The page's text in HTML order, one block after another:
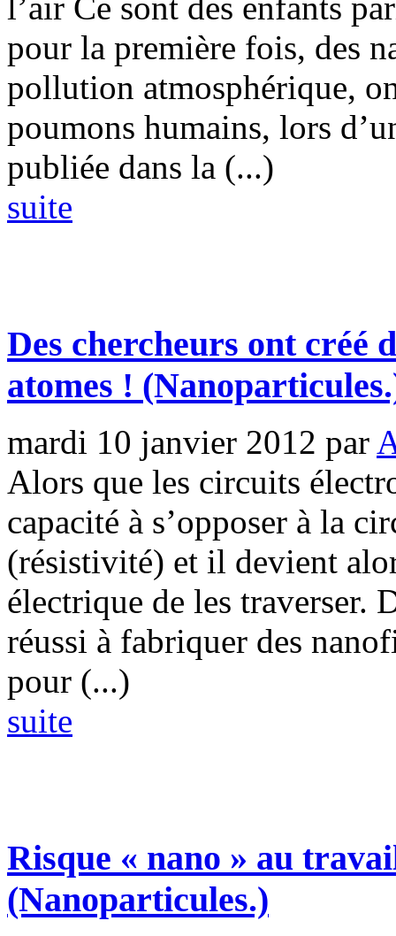
pour la première fois, des
pollution atmosphérique,
poumons humains, lors
publiée dans la (...)
suite
Des chercheurs ont créé
atomes !
mardi 10 janvier 2012 par
Alors que les circuits
capacité à s’opposer à la
(résistivité) et il devient
électrique de les traverser.
réussi à fabriquer des
pour (...)
suite
Risque « nano » au
(Nanoparticules.)